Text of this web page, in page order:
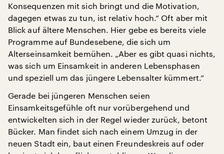
Konsequenzen mit sich bringt und die Motivation,
dagegen etwas zu tun, ist relativ hoch.“ Oft aber mit
Blick auf ältere Menschen. Hier gebe es bereits viele
Programme auf Bundesebene, die sich um
Alterseinsamkeit bemühen. „Aber es gibt quasi nichts,
was sich um Einsamkeit in anderen Lebensphasen
und speziell um das jüngere Lebensalter kümmert.“
Gerade bei jüngeren Menschen seien
Einsamkeitsgefühle oft nur vorübergehend und
entwickelten sich in der Regel wieder zurück, betont
Bücker. Man findet sich nach einem Umzug in der
neuen Stadt ein, baut einen Freundeskreis auf oder